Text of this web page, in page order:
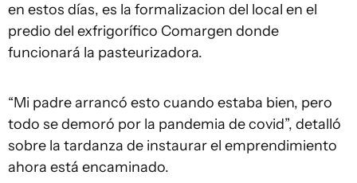
en estos días, es la formalizacion del local en el
predio del exfrigorífico Comargen donde
funcionará la pasteurizadora.
“Mi padre arrancó esto cuando estaba bien, pero
todo se demoró por la pandemia de covid”, detalló
sobre la tardanza de instaurar el emprendimiento
ahora está encaminado.